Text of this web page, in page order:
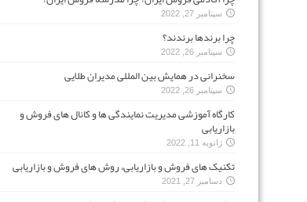
سپتامبر 27, 2022
چرا برندها برندند؟
سپتامبر 26, 2022
سخنرانی در همایش بین المللی مدیران طلایی
سپتامبر 26, 2022
کارگاه آموزشی مدیریت نمایندگی ها و کانال های فروش و
بازاریابی
ژانویه 11, 2022
تکنیک های فروش و بازاریابی، روش های فروش و بازاریابی
دسامبر 27, 2021